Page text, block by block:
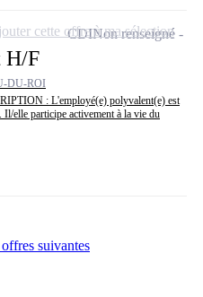
H/F
DU-ROI
: L'employé(e) polyvalent(e) est
Il/elle participe activement à la vie du
CDINon renseigné
cette offre à ma sélection
suivantes